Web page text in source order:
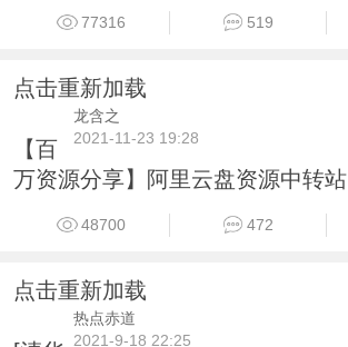
77316 519
点击重新加载
龙含之
2021-11-23 19:28
【百
万资源分享】阿里云盘资源中转站
48700 472
点击重新加载
热点赤道
2021-9-18 22:25